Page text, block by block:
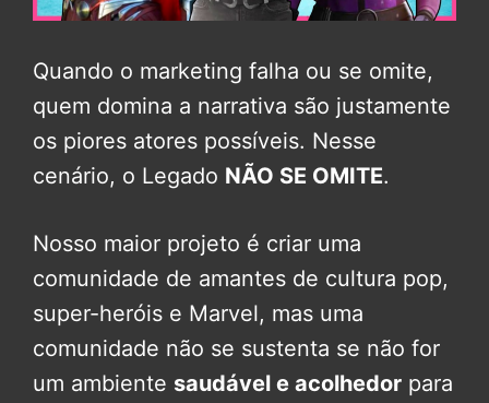
Quando o marketing falha ou se omite,
quem domina a narrativa são justamente
os piores atores possíveis. Nesse
cenário, o Legado NÃO SE OMITE.
Nosso maior projeto é criar uma
comunidade de amantes de cultura pop,
super-heróis e Marvel, mas uma
comunidade não se sustenta se não for
um ambiente saudável e acolhedor para